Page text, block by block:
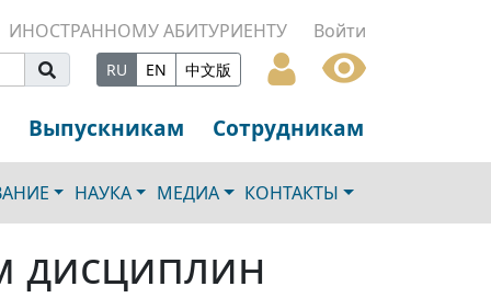
ИНОСТРАННОМУ АБИТУРИЕНТУ Войти
RU EN 中文版
Выпускникам Сотрудникам
НАУКА МЕДИА КОНТАКТЫ
дисциплин